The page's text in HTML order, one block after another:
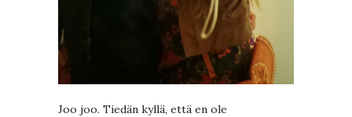
Joo joo. Tiedän kyllä, että en ole